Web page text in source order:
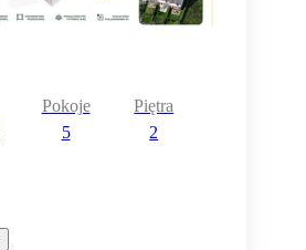
Pokoje
5
Piętra
2